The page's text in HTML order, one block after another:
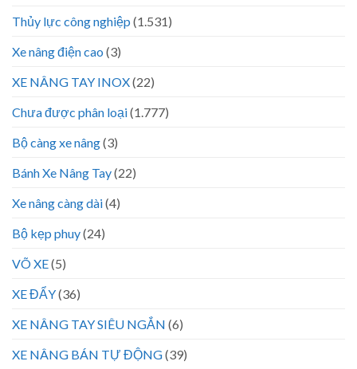
Thủy lực công nghiệp (1.531)
Xe nâng điện cao (3)
XE NÂNG TAY INOX(22)
Chưa được phân loại(1.777)
Bộ càng xe nâng(3)
Bánh Xe Nâng Tay(22)
Xe nâng càng dài(4)
Bộ kẹp phuy(24)
VÕ XE(5)
XE ĐẨY(36)
XE NÂNG TAY SIÊU NGẮN (6)
XE NÂNG BÁN TỰ ĐỘNG(39)